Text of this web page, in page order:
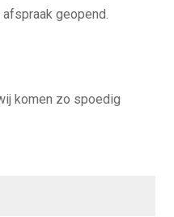
geopend.
komen zo spoedig